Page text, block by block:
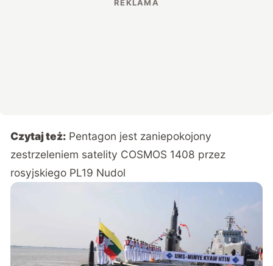
Czytaj też: Pentagon jest zaniepokojony
zestrzeleniem satelity COSMOS 1408 przez
rosyjskiego PL19 Nudol